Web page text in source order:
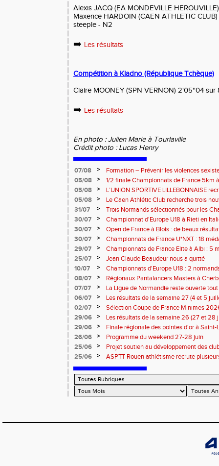
Alexis JACQ (EA MONDEVILLE
Maxence HARDOIN (CAEN ATHLETIC
steeple - N2
➡️ Les résultats
Compétition à Kladno (République Tchèque)
Claire MOONEY (SPN VERNON) 2'05''04 sur
➡️ Les résultats
En photo : Julien Marie à Tourlaville
Crédit photo : Lucas Henry
07/08 >
Formation – Prévenir les violences
: le 26 septembre 2026
05/08 >
1/2 finale Championnats de France 5km
13 septembre 2026 : les informations
05/08 >
L’UNION SPORTIVE LILLEBONNAISE
rentrée 2026
05/08 >
Le Caen Athlétic Club recherche trois
civique à compter de septembre 2026
31/07 >
Trois Normands sélectionnés pour les
Eugene !
30/07 >
Championnat d'Europe U18 à Rieti en
normands
30/07 >
Open de France à Blois : de beaux
30/07
>
Championnats de France U*NXT : 18
29/07
>
Championnats de France Elite à Albi : 5
titres !
25/07 >
Jean Claude Beaudeur nous a quitté
10/07
>
Championnats d'Europe U18 : 2
08/07
>
Régionaux Pantalancers Masters à
07/07
>
La Ligue de Normandie reste ouverte tout
06/07
>
Les résultats de la semaine 27 (4 et 5
02/07
>
Sélection Coupe de France Minimes
29/06
>
Les résultats de la semaine 26 (27 et 28
29/06
>
Finale régionale des pointes d'or à
informations
26/06 >
Programme du weekend 27-28 juin
25/06
>
Projet soutien au développement des
25/06
> ASPTT Rouen athlétisme recrute